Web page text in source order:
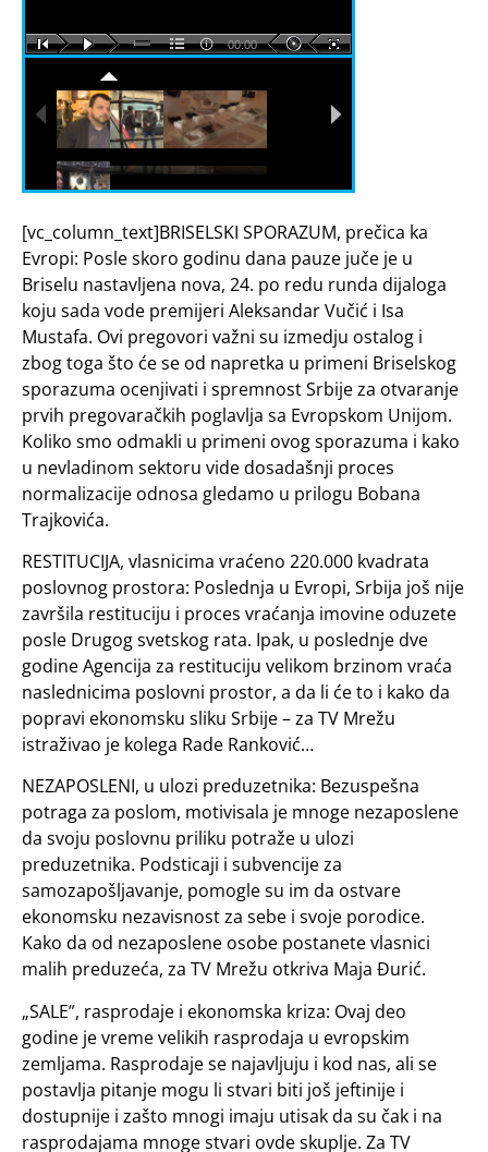
00:00
[vc_column_text]BRISELSKI SPORAZUM, prečica ka
Evropi: Posle skoro godinu dana pauze juče je u
Briselu nastavljena nova, 24. po redu runda dijaloga
koju sada vode premijeri Aleksandar Vučić i Isa
Mustafa. Ovi pregovori važni su izmedju ostalog i
zbog toga što će se od napretka u primeni Briselskog
sporazuma ocenjivati i spremnost Srbije za otvaranje
prvih pregovaračkih poglavlja sa Evropskom Unijom.
Koliko smo odmakli u primeni ovog sporazuma i kako
u nevladinom sektoru vide dosadašnji proces
normalizacije odnosa gledamo u prilogu Bobana
Trajkovića.
RESTITUCIJA, vlasnicima vraćeno 220.000 kvadrata
poslovnog prostora: Poslednja u Evropi, Srbija još nije
završila restituciju i proces vraćanja imovine oduzete
posle Drugog svetskog rata. Ipak, u poslednje dve
godine Agencija za restituciju velikom brzinom vraća
naslednicima poslovni prostor, a da li će to i kako da
popravi ekonomsku sliku Srbije – za TV Mrežu
istraživao je kolega Rade Ranković…
NEZAPOSLENI, u ulozi preduzetnika: Bezuspešna
potraga za poslom, motivisala je mnoge nezaposlene
da svoju poslovnu priliku potraže u ulozi
preduzetnika. Podsticaji i subvencije za
samozapošljavanje, pomogle su im da ostvare
ekonomsku nezavisnost za sebe i svoje porodice.
Kako da od nezaposlene osobe postanete vlasnici
malih preduzeća, za TV Mrežu otkriva Maja Đurić.
„SALE”, rasprodaje i ekonomska kriza: Ovaj deo
godine je vreme velikih rasprodaja u evropskim
zemljama. Rasprodaje se najavljuju i kod nas, ali se
postavlja pitanje mogu li stvari biti još jeftinije i
dostupnije i zašto mnogi imaju utisak da su čak i na
rasprodajama mnoge stvari ovde skuplje. Za TV